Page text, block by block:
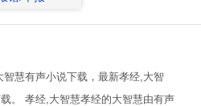
慧有声小说下载，最新孝经,大智
。 孝经,大智慧孝经的大智慧由有声